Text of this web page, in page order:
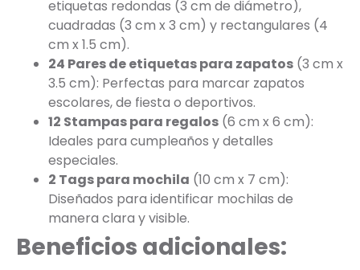
etiquetas redondas (3 cm de diámetro),
cuadradas (3 cm x 3 cm) y rectangulares (4
cm x 1.5 cm).
24 Pares de etiquetas para zapatos (3 cm x
3.5 cm): Perfectas para marcar zapatos
escolares, de fiesta o deportivos.
12 Stampas para regalos (6 cm x 6 cm):
Ideales para cumpleaños y detalles
especiales.
2 Tags para mochila (10 cm x 7 cm):
Diseñados para identificar mochilas de
manera clara y visible.
Beneficios adicionales: